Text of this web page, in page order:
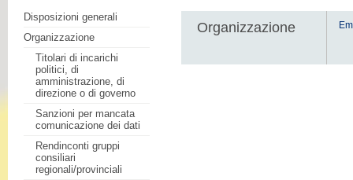
Disposizioni generali
Organizzazione
Titolari di incarichi
politici, di
amministrazione, di
direzione o di governo
Sanzioni per mancata
comunicazione dei dati
Rendinconti gruppi
consiliari
regionali/provinciali
Organizzazione